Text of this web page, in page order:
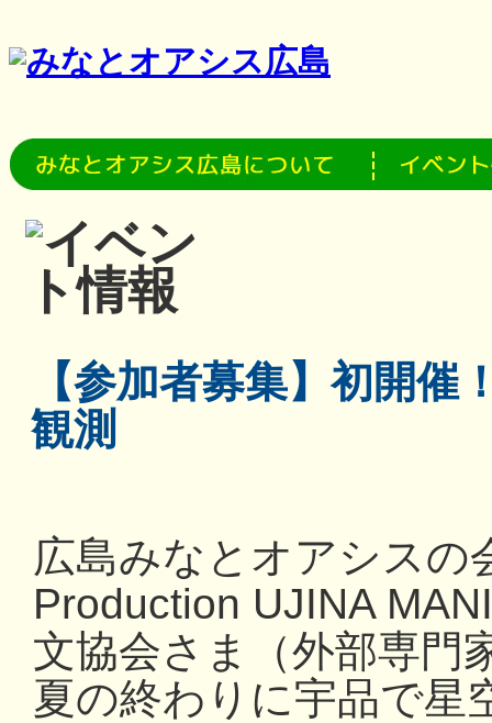
【参加者募集】初開
観測
広島みなとオアシスの
Production UJINA
文協会さま（外部専門
夏の終わりに宇品で星